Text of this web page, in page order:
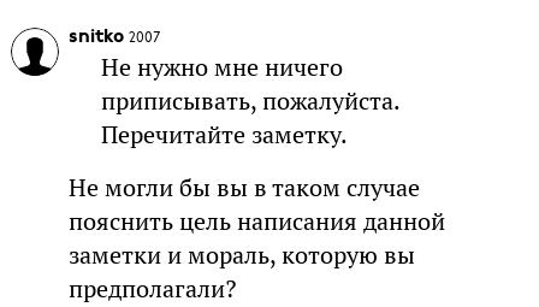
snitko 2007
Не нужно мне ничего
приписывать, пожалуйста.
Перечитайте заметку.
Не могли бы вы в таком случае
пояснить цель написания данной
заметки и мораль, которую вы
предполагали?